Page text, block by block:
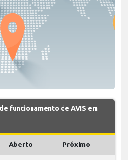
funcionamento de AVIS em
Aberto Próximo